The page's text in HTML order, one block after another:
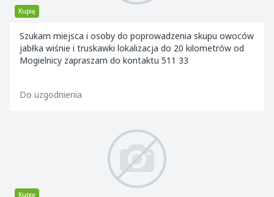
Kupię
Szukam miejsca i osoby do poprowadzenia skupu owoców
jabłka wiśnie i truskawki lokalizacja do 20 kilometrów od
Mogielnicy zapraszam do kontaktu 511 33
Do uzgodnienia
Kupię